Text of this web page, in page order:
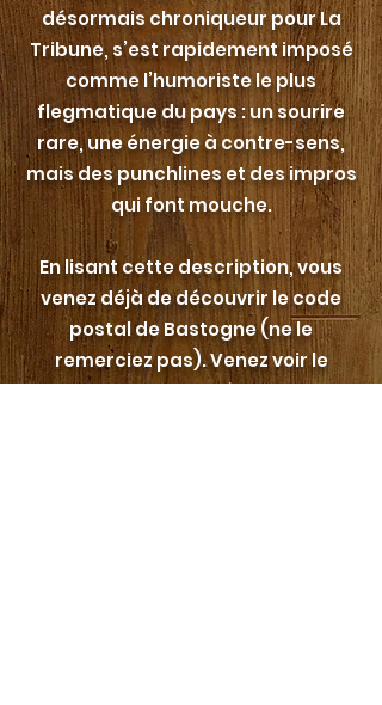
désormais chroniqueur pour La
Tribune, s’est rapidement imposé
comme l’humoriste le plus
flegmatique du pays : un sourire
rare, une énergie à contre-sens,
mais des punchlines et des impros
qui font mouche.
En lisant cette description, vous
venez déjà de découvrir le code
postal de Bastogne (ne le
remerciez pas). Venez voir le
spectacle pour découvrir la